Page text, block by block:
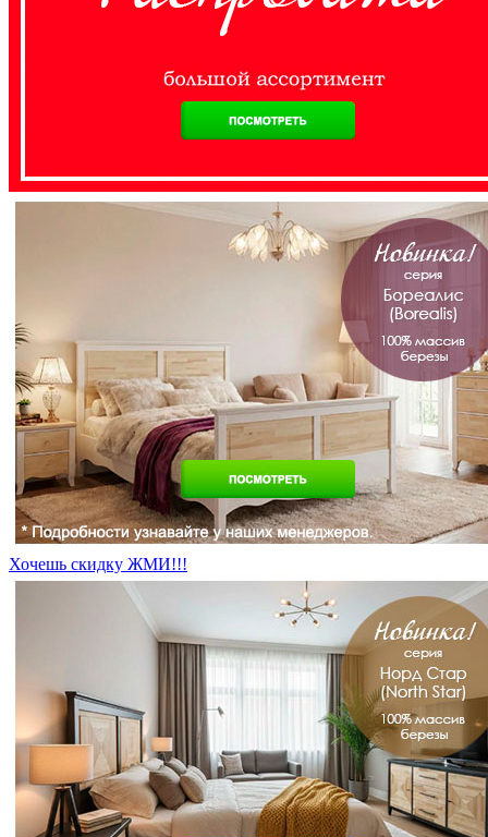
Хочешь скидку ЖМИ!!!